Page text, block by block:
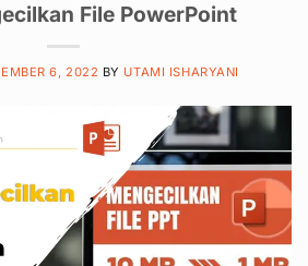
File PowerPoint
6, 2022 BY UTAMI ISHARYANI